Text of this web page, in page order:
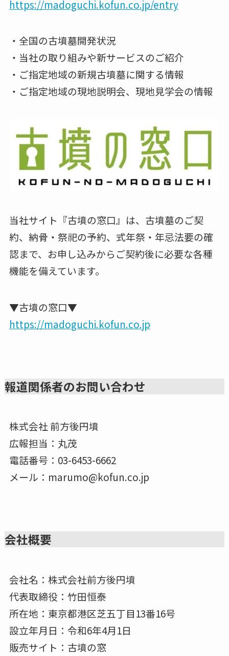
https://madoguchi.kofun.co.jp/entry
・全国の古墳墓開発状況
・当社の取り組みや新サービスのご紹介
・ご指定地域の新規古墳墓に関する情報
・ご指定地域の現地説明会、現地見学会の情報
当社サイト『古墳の窓口』は、古墳墓のご契
約、納骨・祭祀の予約、式年祭・年忌法要の確
認まで、お申し込みからご契約後に必要な各種
機能を備えています。
▼古墳の窓口▼
https://madoguchi.kofun.co.jp
報道関係者のお問い合わせ
株式会社 前方後円墳
広報担当：丸茂
電話番号：03-6453-6662
メール：marumo@kofun.co.jp
会社概要
会社名：株式会社前方後円墳
代表取締役：竹田恒泰
所在地：東京都港区芝五丁目13番16号
設立年月日：令和6年4月1日
販売サイト：古墳の窓